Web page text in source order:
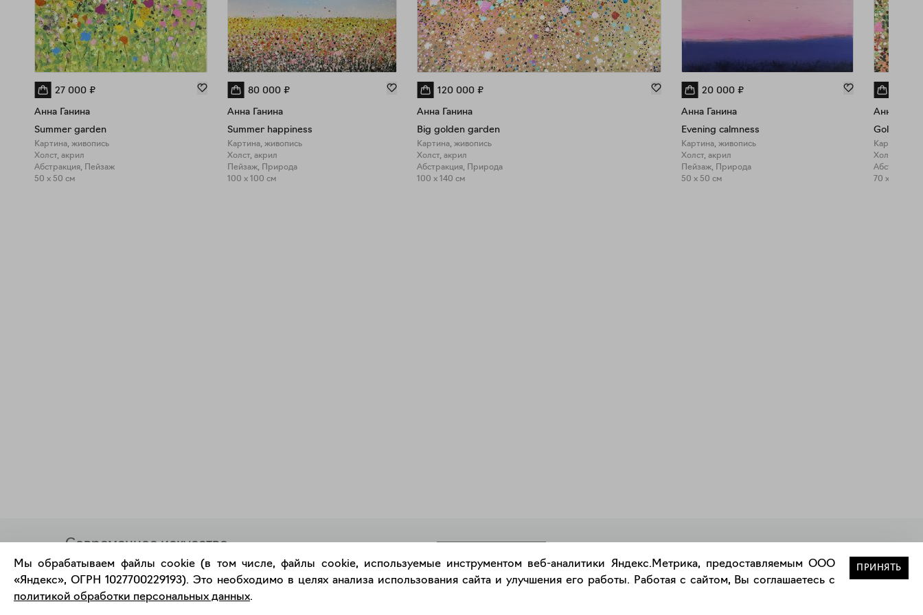
27 000 ₽
Анна Ганина
Summer garden
Картина, живопись
Холст, акрил
Абстракция, Пейзаж
50 x 50 см
80 000 ₽
Анна Ганина
Summer happiness
Картина, живопись
Холст, акрил
Пейзаж, Природа
100 x 100 см
120 000 ₽
Анна Ганина
Big golden garden
Картина, живопись
Холст, акрил
Абстракция, Природа
100 x 140 см
20 000 ₽
Анна Ганина
Evening calmness
Картина, живопись
Холст, акрил
Пейзаж, Природа
50 x 50 см
Анна
Golden
Картина,
Холст, акрил
70 x 50 см
Современное искусство
онлайн
Мы обрабатываем файлы cookie (в том числе, файлы cookie, используемые инструментом веб-аналитики Яндекс.Метрика, предоставляемым ООО
«Яндекс», ОГРН 1027700229193). Это необходимо в целях анализа использования сайта и улучшения его работы. Работая с сайтом, Вы соглашаетесь с
политикой обработки персональных данных.
ПРИНЯТЬ